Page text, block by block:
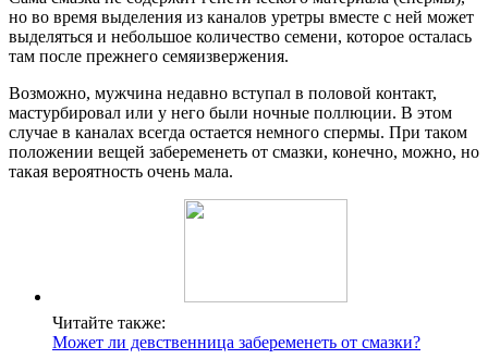
но во время выделения из каналов уретры вместе с ней может
выделяться и небольшое количество семени, которое осталась
там после прежнего семяизвержения.
Возможно, мужчина недавно вступал в половой контакт,
мастурбировал или у него были ночные поллюции. В этом
случае в каналах всегда остается немного спермы. При таком
положении вещей забеременеть от смазки, конечно, можно, но
такая вероятность очень мала.
Читайте также:
Может ли девственница забеременеть от смазки?